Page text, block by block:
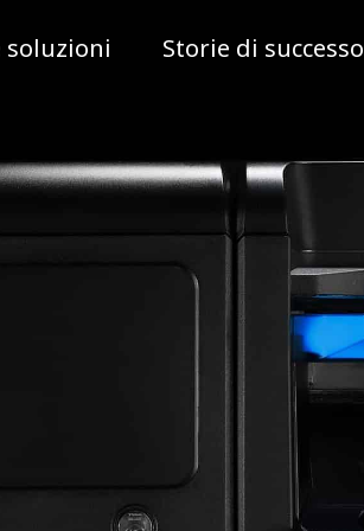
soluzioni Storie di successo